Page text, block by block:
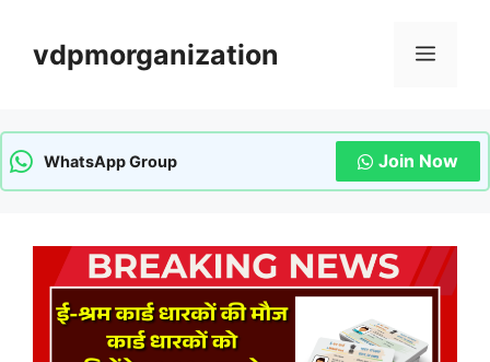
vdpmorganization Menu
WhatsApp Group Join Now